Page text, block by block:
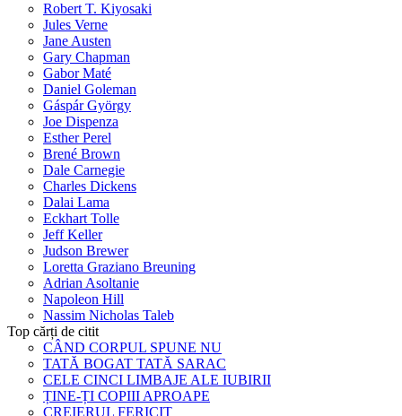
Robert T. Kiyosaki
Jules Verne
Jane Austen
Gary Chapman
Gabor Maté
Daniel Goleman
Gáspár György
Joe Dispenza
Esther Perel
Brené Brown
Dale Carnegie
Charles Dickens
Dalai Lama
Eckhart Tolle
Jeff Keller
Judson Brewer
Loretta Graziano Breuning
Adrian Asoltanie
Napoleon Hill
Nassim Nicholas Taleb
Top cărți de citit
CÂND CORPUL SPUNE NU
TATĂ BOGAT TATĂ SARAC
CELE CINCI LIMBAJE ALE IUBIRII
ȚINE-ȚI COPIII APROAPE
CREIERUL FERICIT